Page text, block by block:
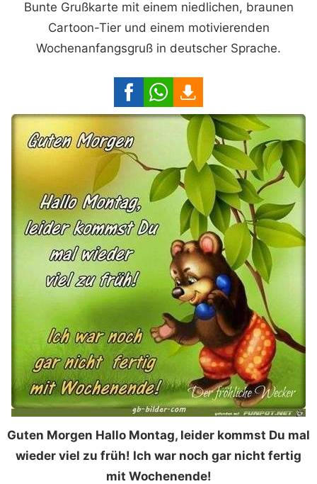
Bunte Grußkarte mit einem niedlichen, braunen
Cartoon-Tier und einem motivierenden
Wochenanfangsgruß in deutscher Sprache.
Guten Morgen Hallo Montag, leider kommst Du mal
wieder viel zu früh! Ich war noch gar nicht fertig
mit Wochenende!